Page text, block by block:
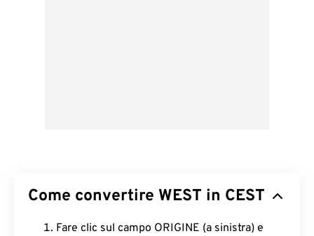
Come convertire WEST in CEST
Fare clic sul campo ORIGINE (a sinistra) e